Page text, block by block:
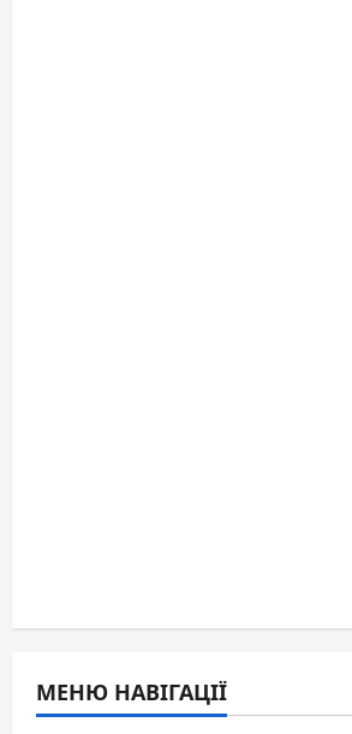
МЕНЮ НАВІГАЦІЇ